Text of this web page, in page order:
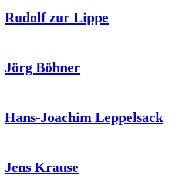
Rudolf zur Lippe
Jörg Böhner
Hans-Joachim Leppelsack
Jens Krause